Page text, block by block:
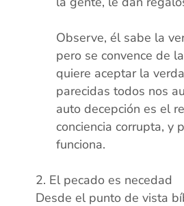
Observe, él sabe la
pero se convence de
quiere aceptar la
parecidas todos nos
auto decepción es el
conciencia corrupta, y
funciona.
El pecado es necedad
Desde el punto de vista